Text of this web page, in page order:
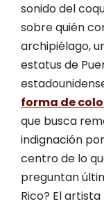
sonido del
sobre quién
archipiélago,
estatus de
forma de
que busca
indignación
centro de lo
preguntan
Rico? El